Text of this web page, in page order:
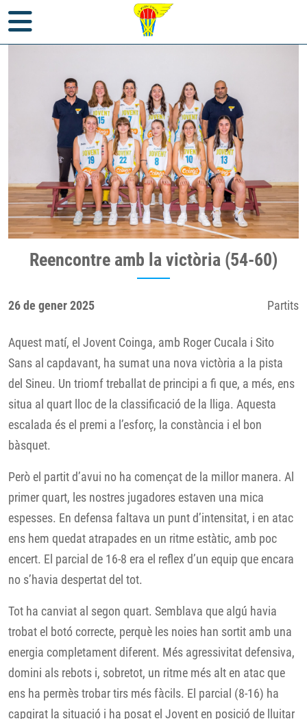
Reencontre amb la victòria (54-60)
26 de gener 2025 Partits
Aquest matí, el Jovent Coinga, amb Roger Cucala i Sito
Sans al capdavant, ha sumat una nova victòria a la pista
del Sineu. Un triomf treballat de principi a fi que, a més, ens
situa al quart lloc de la classificació de la lliga. Aquesta
escalada és el premi a l’esforç, la constància i el bon
bàsquet.
Però el partit d’avui no ha començat de la millor manera. Al
primer quart, les nostres jugadores estaven una mica
espesses. En defensa faltava un punt d’intensitat, i en atac
ens hem quedat atrapades en un ritme estàtic, amb poc
encert. El parcial de 16-8 era el reflex d’un equip que encara
no s’havia despertat del tot.
Tot ha canviat al segon quart. Semblava que algú havia
trobat el botó correcte, perquè les noies han sortit amb una
energia completament diferent. Més agressivitat defensiva,
domini als rebots i, sobretot, un ritme més alt en atac que
ens ha permès trobar tirs més fàcils. El parcial (8-16) ha
capgirat la situació i ha posat el Jovent en posició de lluitar